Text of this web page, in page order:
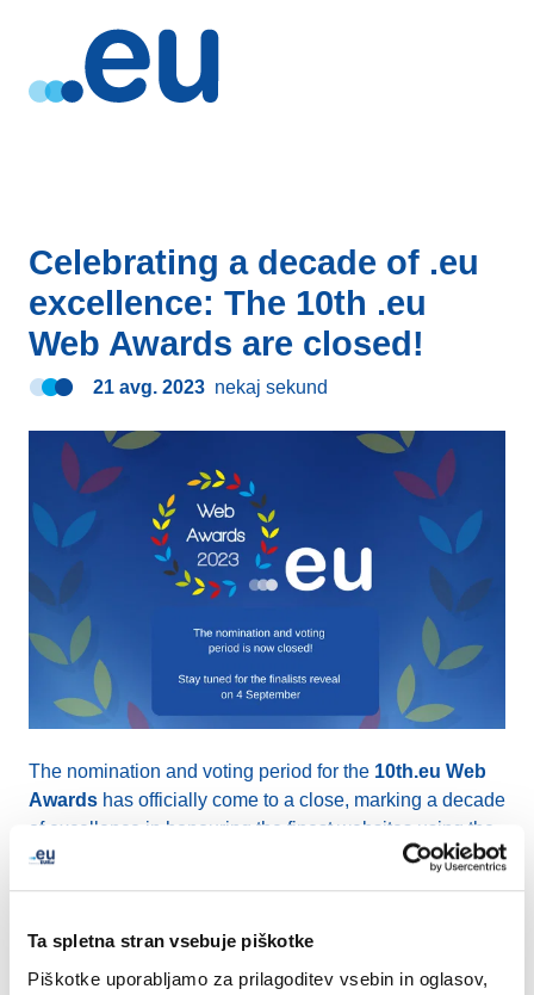
Ta spletna stran vsebuje piškotke
Piškotke uporabljamo za prilagoditev vsebin in oglasov,
Celebrating a decade of .eu
excellence: The 10th .eu
Web Awards are closed!
21 avg. 2023 nekaj sekund
The nomination and voting period for the 10th.eu Web
Awards has officially come to a close, marking a decade
of excellence in honouring the finest websites using the
.eu domain name.
nominationsreceived and an impressive total of
votescast. Our sincere gratitude goes to all the